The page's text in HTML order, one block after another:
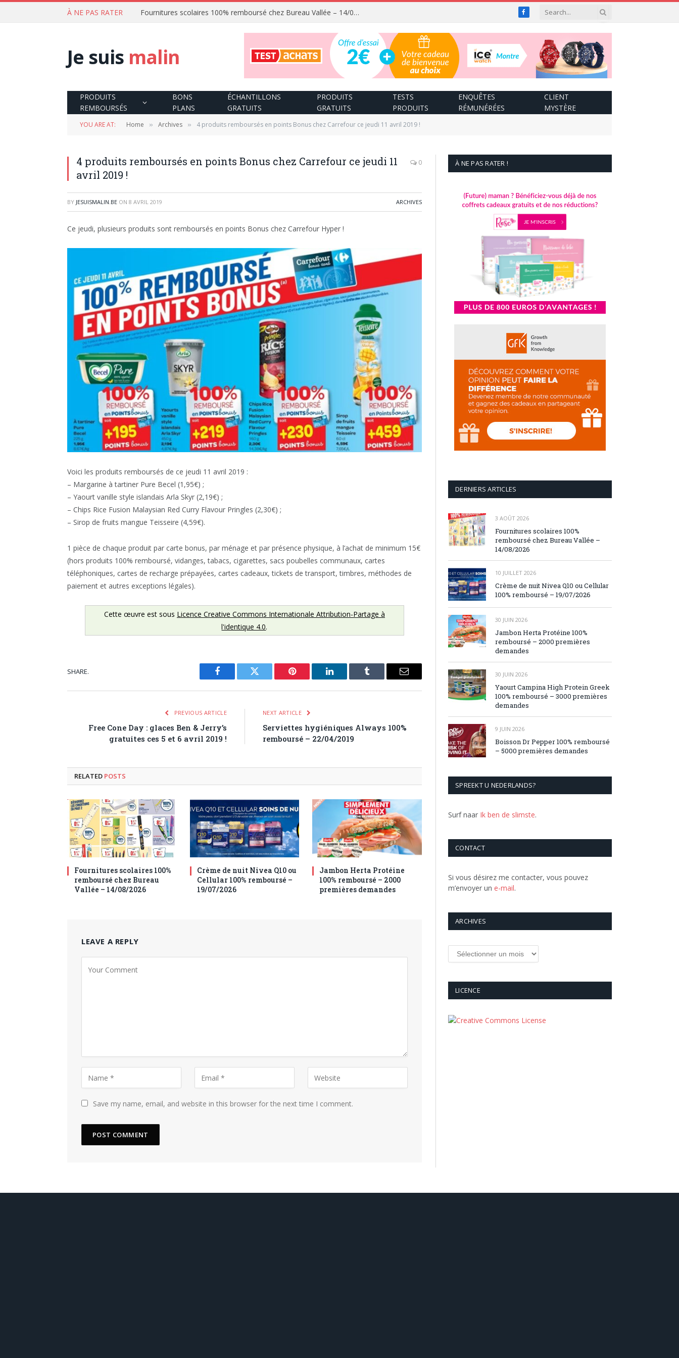
À NE PAS RATER Fournitures scolaires 100% remboursé chez Bureau Vallée – 14/08/2026 Facebook
Je suis malin
PRODUITS
REMBOURSÉS
BONS
PLANS
ÉCHANTILLONS
GRATUITS
PRODUITS
GRATUITS
TESTS
PRODUITS
ENQUÊTES
RÉMUNÉRÉES
CLIENT
MYSTÈRE
YOU ARE AT: Home » Archives » 4 produits remboursés en points Bonus chez Carrefour ce jeudi 11 avril 2019 !
4 produits remboursés en points Bonus chez Carrefour ce jeudi 11
avril 2019 !
0
BY JESUISMALIN.BE ON 8 AVRIL 2019 ARCHIVES
Ce jeudi, plusieurs produits sont remboursés en points Bonus chez Carrefour Hyper !
Voici les produits remboursés de ce jeudi 11 avril 2019 :
– Margarine à tartiner Pure Becel (1,95€) ;
– Yaourt vanille style islandais Arla Skyr (2,19€) ;
– Chips Rice Fusion Malaysian Red Curry Flavour Pringles (2,30€) ;
– Sirop de fruits mangue Teisseire (4,59€).
1 pièce de chaque produit par carte bonus, par ménage et par présence physique, à l’achat de minimum 15€
(hors produits 100% remboursé, vidanges, tabacs, cigarettes, sacs poubelles communaux, cartes
téléphoniques, cartes de recharge prépayées, cartes cadeaux, tickets de transport, timbres, méthodes de
paiement et autres exceptions légales).
Cette œuvre est sous Licence Creative Commons Internationale Attribution-Partage à
l'identique 4.0.
SHARE.
Facebook Twitter Pinterest LinkedIn Tumblr Email
PREVIOUS ARTICLE
Free Cone Day : glaces Ben & Jerry’s
gratuites ces 5 et 6 avril 2019 !
NEXT ARTICLE
Serviettes hygiéniques Always 100%
remboursé – 22/04/2019
RELATED POSTS
Fournitures scolaires 100%
remboursé chez Bureau
Vallée – 14/08/2026
Crème de nuit Nivea Q10 ou
Cellular 100% remboursé –
19/07/2026
Jambon Herta Protéine
100% remboursé – 2000
premières demandes
LEAVE A REPLY
Save my name, email, and website in this browser for the next time I comment.
À NE PAS RATER !
DERNIERS ARTICLES
3 AOÛT 2026
Fournitures scolaires 100%
remboursé chez Bureau Vallée –
14/08/2026
10 JUILLET 2026
Crème de nuit Nivea Q10 ou Cellular
100% remboursé – 19/07/2026
30 JUIN 2026
Jambon Herta Protéine 100%
remboursé – 2000 premières
demandes
30 JUIN 2026
Yaourt Campina High Protein Greek
100% remboursé – 3000 premières
demandes
9 JUIN 2026
Boisson Dr Pepper 100% remboursé
– 5000 premières demandes
SPREEKT U NEDERLANDS?
Surf naar Ik ben de slimste.
CONTACT
Si vous désirez me contacter, vous pouvez
m’envoyer un e-mail.
ARCHIVES
LICENCE